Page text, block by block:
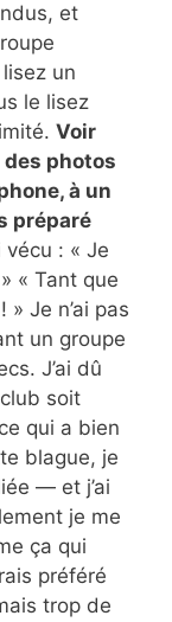
et
un
le lisez
Voir
photos
à un
préparé
vécu : « Je
« Tant que
Je n’ai pas
un groupe
J’ai dû
soit
qui a bien
blague, je
— et j’ai
je me
ça qui
préféré
trop de